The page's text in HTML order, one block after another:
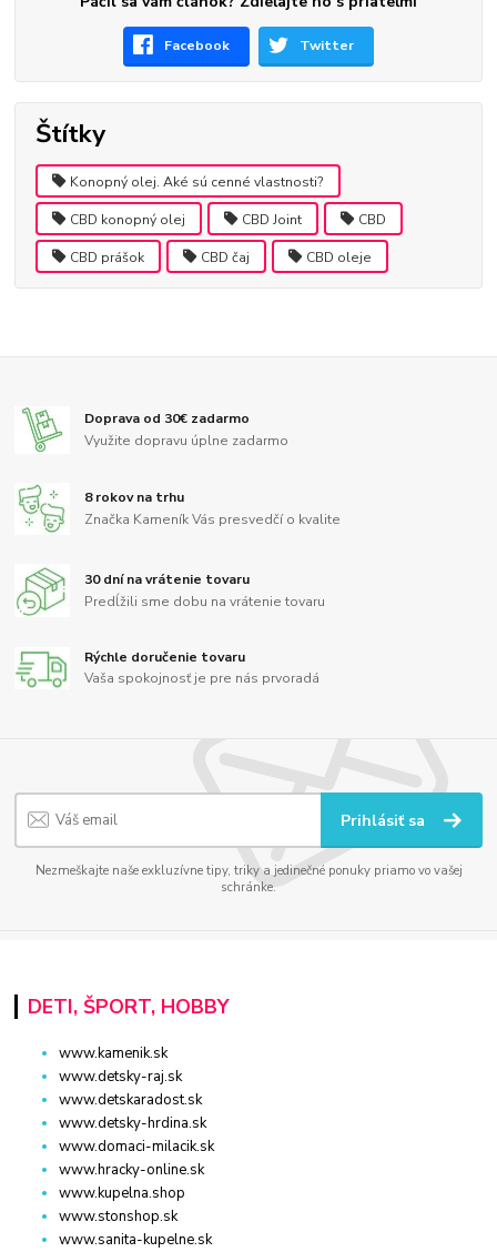
Facebook Twitter
Štítky
Konopný olej. Aké sú cenné vlastnosti?
CBD konopný olej CBD Joint CBD
CBD prášok CBD čaj CBD oleje
Doprava od 30€ zadarmo
Využite dopravu úplne zadarmo
8 rokov na trhu
Značka Kameník Vás presvedčí o kvalite
30 dní na vrátenie tovaru
Predĺžili sme dobu na vrátenie tovaru
Rýchle doručenie tovaru
Vaša spokojnosť je pre nás prvoradá
Prihlásiť sa
Nezmeškajte naše exkluzívne tipy, triky a jedinečné ponuky priamo vo vašej
schránke.
DETI, ŠPORT, HOBBY
www.kamenik.sk
www.detsky-raj.sk
www.detskaradost.sk
www.detsky-hrdina.sk
www.domaci-milacik.sk
www.hracky-online.sk
www.kupelna.shop
www.stonshop.sk
www.sanita-kupelne.sk